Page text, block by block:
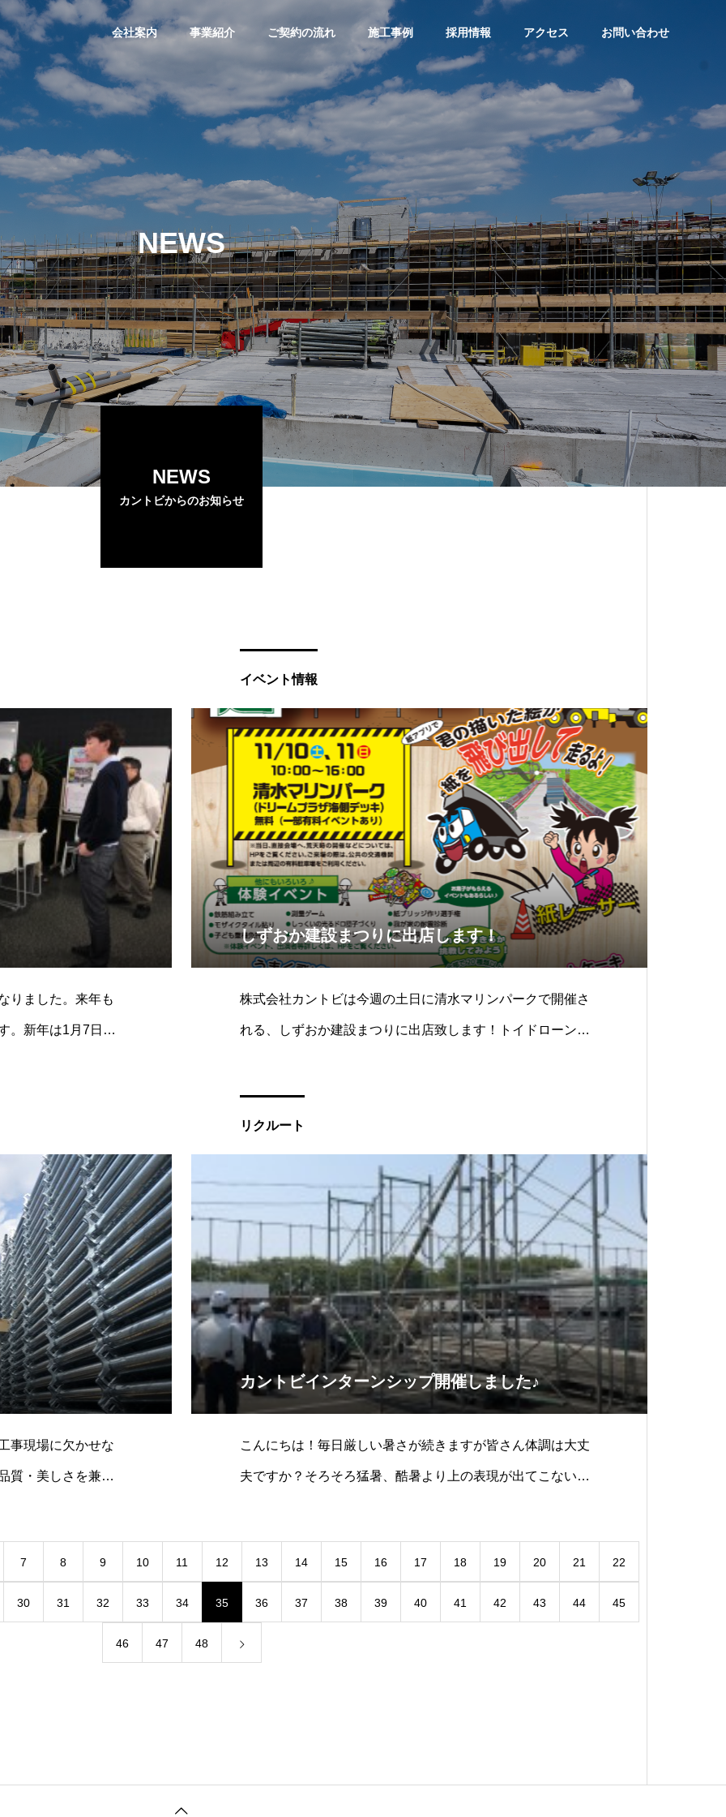
会社案内 事業紹介 ご契約の流れ 施工事例 採用情報 アクセス お問い合わせ
NEWS
NEWS
カントビからのお知らせ
りました。来年も
。新年は1月7日
イベント情報
しずおか建設まつりに出店します！
株式会社カントビは今週の土日に清水マリンパークで開催さ
れる、しずおか建設まつりに出店致します！トイドローンを
い。無料ですよ(^_^)
事現場に欠かせな
質・美しさを兼ね
リクルート
カントビインターンシップ開催しました♪
こんにちは！毎日厳しい暑さが続きますが皆さん体調は大丈
夫ですか？そろそろ猛暑、酷暑より上の表現が出てこないと
先日1DAYインターンシップを開催しました！連日の
7 8 9 10 11 12 13 14 15 16 17 18 19 20 21 22
30 31 32 33 34 35 36 37 38 39 40 41 42 43 44 45
46 47 48